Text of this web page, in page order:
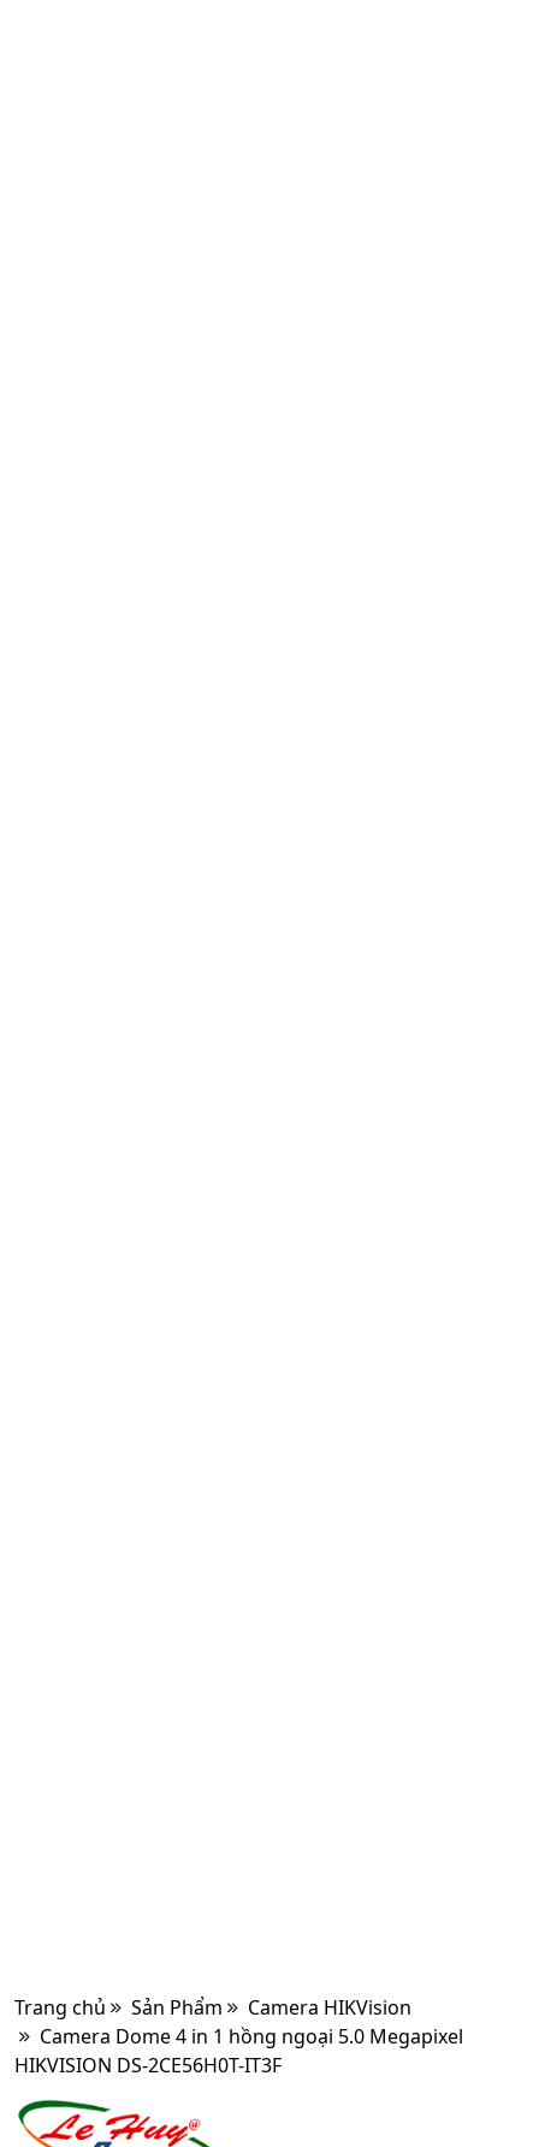
Trang chủ Sản Phẩm
Camera HIKVision
Camera Dome 4 in 1 hồng ngoại 5.0 Megapixel
HIKVISION DS-2CE56H0T-IT3F